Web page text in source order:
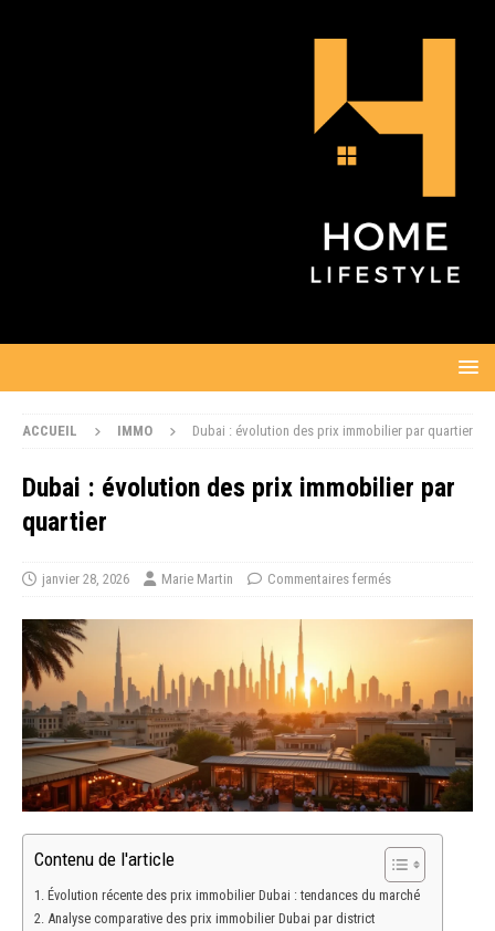
ACCUEIL IMMO Dubai : évolution des prix immobilier par quartier
Dubai : évolution des prix immobilier par
quartier
janvier 28, 2026 Marie Martin Commentaires fermés
Contenu de l'article
Évolution récente des prix immobilier Dubai : tendances du marché
Analyse comparative des prix immobilier Dubai par district